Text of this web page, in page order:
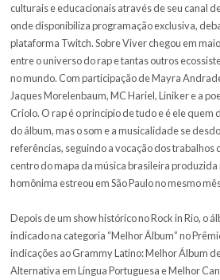
Atualmente o clipe, dirigido por Denis
Latino na categoria geral de Melhor
com quase 4 milhões de visualizações.
do projeto Etérea veio acompanhado
transfobia no Brasil e de um clipe e
performers de coletivos LGBTQIA+
Inoue e Gabriel Dietrich e o minidoc
circularam em diversos festivais de
também como a Melhor Canção em
Em 2020, Criolo se juntou a Milton
Desde 2020, Criolo também tem se
culturais e educacionais através de seu